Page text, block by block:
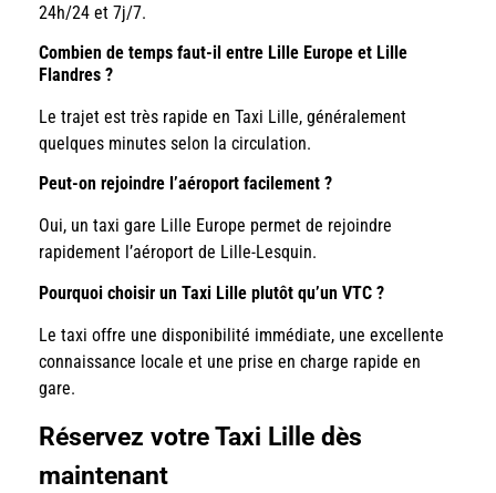
24h/24 et 7j/7.
Combien de temps faut-il entre Lille Europe et Lille
Flandres ?
Le trajet est très rapide en Taxi Lille, généralement
quelques minutes selon la circulation.
Peut-on rejoindre l’aéroport facilement ?
Oui, un taxi gare Lille Europe permet de rejoindre
rapidement l’aéroport de Lille-Lesquin.
Pourquoi choisir un Taxi Lille plutôt qu’un VTC ?
Le taxi offre une disponibilité immédiate, une excellente
connaissance locale et une prise en charge rapide en
gare.
Réservez votre Taxi Lille dès
maintenant